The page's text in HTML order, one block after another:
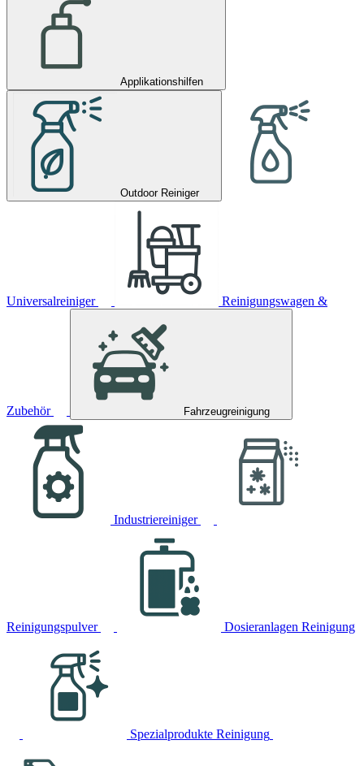
Applikationshilfen
Outdoor Reiniger
Universalreiniger Reinigungswagen &
Zubehör Fahrzeugreinigung
Industriereiniger
Reinigungspulver Dosieranlagen Reinigung
Spezialprodukte Reinigung